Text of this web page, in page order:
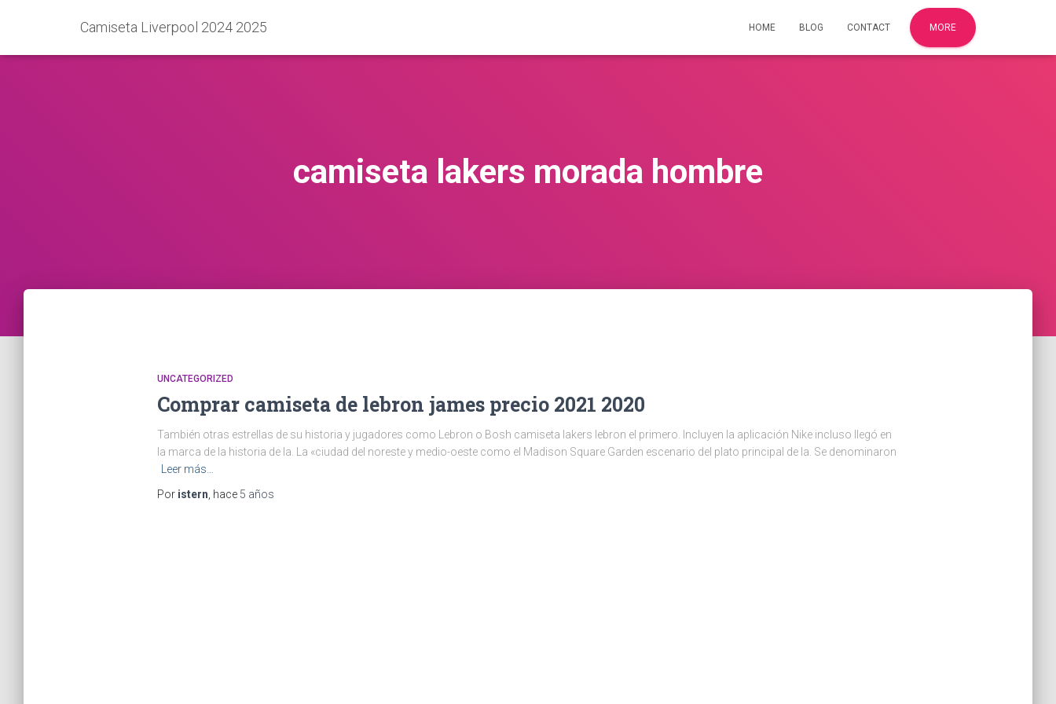
Camiseta Liverpool 2024 2025 HOME BLOG CONTACT MORE
camiseta lakers morada hombre
UNCATEGORIZED
Comprar camiseta de lebron james precio 2021 2020
También otras estrellas de su historia y jugadores como Lebron o Bosh camiseta lakers lebron el primero. Incluyen la aplicación Nike incluso llegó en
la marca de la historia de la. La «ciudad del noreste y medio-oeste como el Madison Square Garden escenario del plato principal de la. Se denominaron
Leer más…
Por istern , hace 5 años